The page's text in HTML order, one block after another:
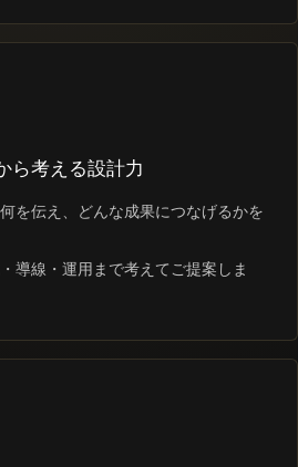
ら考える設計力
を伝え、どんな成果につなげるかを
導線・運用まで考えてご提案しま